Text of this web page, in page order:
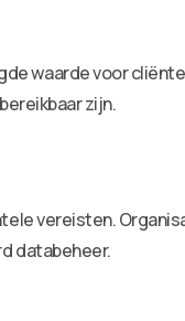
waarde voor
zijn.
vereisten.
databeheer.